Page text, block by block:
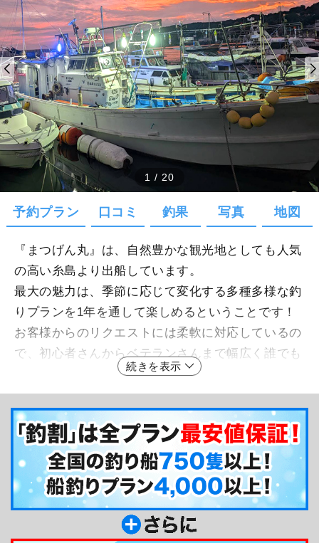
1 / 20
予約プラン 口コミ 釣果 写真 地図
『まつげん丸』は、自然豊かな観光地としても人気
の高い糸島より出船しています。
最大の魅力は、季節に応じて変化する多種多様な釣
りプランを1年を通して楽しめるということです！
お客様からのリクエストには柔軟に対応しているの
で、初心者さんからベテランさんまで幅広く誰でも
気軽に糸島の船釣りの魅力を体験出来ます♪ルアー
釣りをはじめ、人気の浮き流し釣りやイサキ狙いの
ズボ釣りなど、糸島ならではの釣りプランを取り揃
えてお待ちしています。また、慣れていない釣りも
のや、初めて船釣りにチャレンジする方でも安心し
て気軽に楽しんで貰えるように全力でサポート致し
ます！ぜひ、この機会に『まつげん丸』へ遊びにお
続きを表示